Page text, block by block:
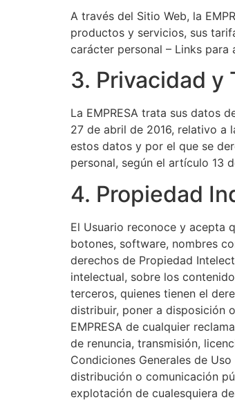
A través del Sitio Web, la
productos y servicios, sus
carácter personal – Links para
3. Privacidad y
La EMPRESA trata sus datos
27 de abril de 2016, relativo a
estos datos y por el que se
personal, según el artículo 13
4. Propiedad
El Usuario reconoce y acepta
botones, software, nombres
derechos de Propiedad
intelectual, sobre los
terceros, quienes tienen el
distribuir, poner a disposición
EMPRESA de cualquier
de renuncia, transmisión,
Condiciones Generales de
distribución o comunicación
explotación de cualesquiera